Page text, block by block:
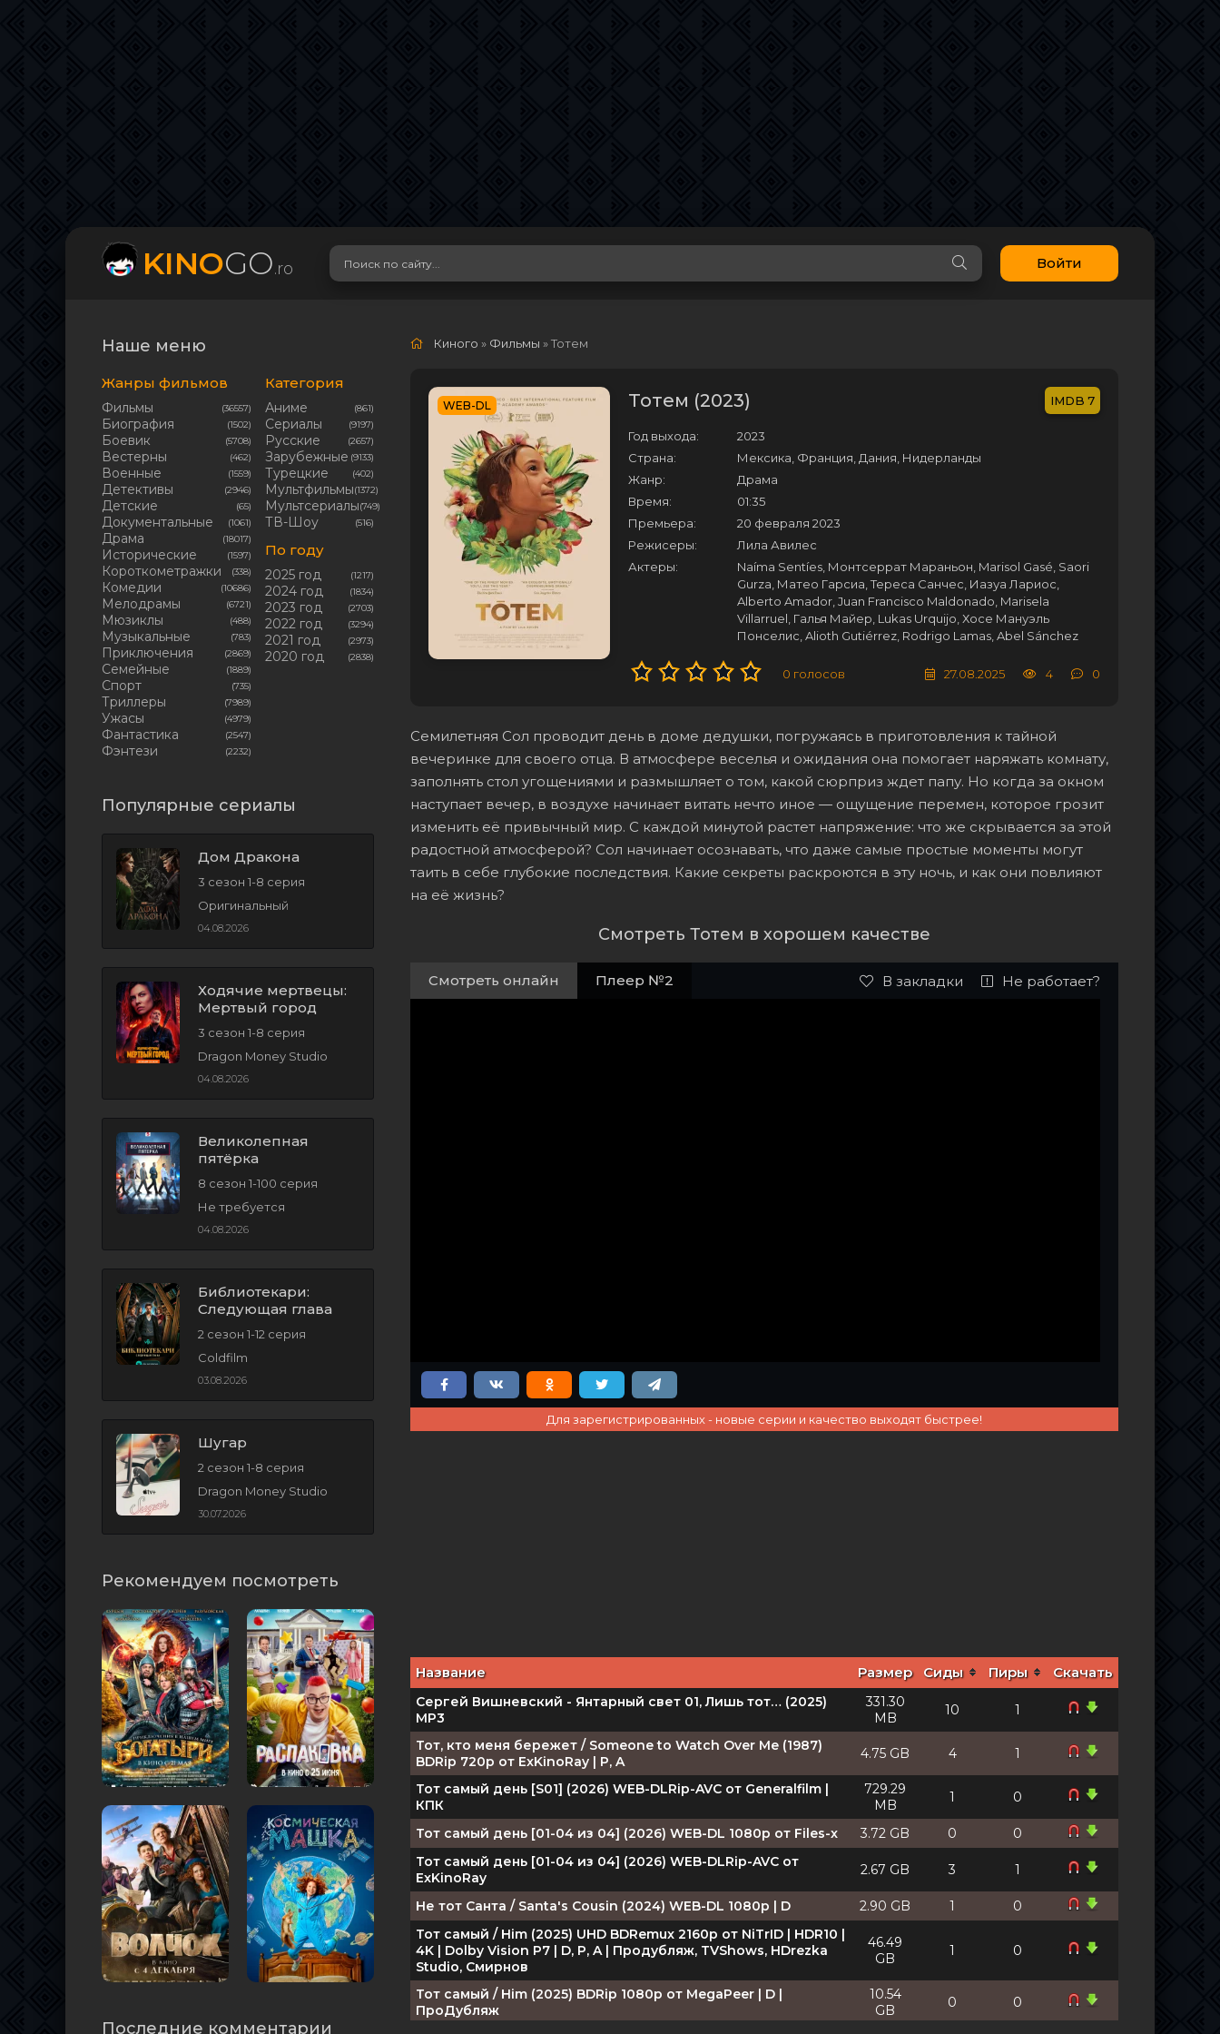
KINOGO.ro Войти
Наше меню
Жанры фильмов
Фильмы (36557)
Биография (1502)
Боевик (5708)
Вестерны (462)
Военные (1559)
Детективы (2946)
Детские (65)
Документальные (1061)
Драма (18017)
Исторические (1597)
Короткометражки (338)
Комедии (10686)
Мелодрамы (6721)
Мюзиклы (488)
Музыкальные (783)
Приключения (2869)
Семейные (1889)
Cпорт (735)
Триллеры (7989)
Ужасы (4979)
Фантастика (2547)
Фэнтези (2232)
Категория
Аниме (861)
Сериалы (9197)
Русские (2657)
Зарубежные (9133)
Турецкие (402)
Мультфильмы(1372)
Мультсериалы(749)
ТВ-Шоу (516)
По году
2025 год (1217)
2024 год (1834)
2023 год (2703)
2022 год (3294)
2021 год (2973)
2020 год (2838)
Популярные сериалы
Дом Дракона
3 сезон 1-8 серия
Оригинальный
04.08.2026
Ходячие мертвецы:
Мертвый город
3 сезон 1-8 серия
Dragon Money Studio
04.08.2026
Великолепная
пятёрка
8 сезон 1-100 серия
Не требуется
04.08.2026
Библиотекари:
Следующая глава
2 сезон 1-12 серия
Coldfilm
03.08.2026
Шугар
2 сезон 1-8 серия
Dragon Money Studio
30.07.2026
Рекомендуем посмотреть
Последние комментарии
Киного » Фильмы » Тотем
WEB-DL Тотем (2023) 7
Год выхода:
2023
Страна:
Мексика, Франция, Дания, Нидерланды
Жанр:
Драма
Время:
01:35
Премьера:
20 февраля 2023
Режисеры:
Лила Авилес
Актеры:
Naíma Sentíes, Монтсеррат Мараньон, Marisol Gasé, Saori
Gurza, Матео Гарсиа, Тереса Санчес, Иазуа Лариос,
Alberto Amador, Juan Francisco Maldonado, Marisela
Villarruel, Галья Майер, Lukas Urquijo, Хосе Мануэль
Понселис, Alioth Gutiérrez, Rodrigo Lamas, Abel Sánchez
0 голосов 27.08.2025 4 0
Семилетняя Сол проводит день в доме дедушки, погружаясь в приготовления к тайной
вечеринке для своего отца. В атмосфере веселья и ожидания она помогает наряжать комнату,
заполнять стол угощениями и размышляет о том, какой сюрприз ждет папу. Но когда за окном
наступает вечер, в воздухе начинает витать нечто иное — ощущение перемен, которое грозит
изменить её привычный мир. С каждой минутой растет напряжение: что же скрывается за этой
радостной атмосферой? Сол начинает осознавать, что даже самые простые моменты могут
таить в себе глубокие последствия. Какие секреты раскроются в эту ночь, и как они повлияют
на её жизнь?
Смотреть Тотем в хорошем качестве
Смотреть онлайн Плеер №2 В закладки Не работает?
Для зарегистрированных - новые серии и качество выходят быстрее!
Название Размер Сиды Пиры Скачать
Сергей Вишневский - Янтарный свет 01, Лишь тот… (2025)
MP3
331.30
MB
10 1
Тот, кто меня бережет / Someone to Watch Over Me (1987)
BDRip 720p от ExKinoRay | P, A
4.75 GB 4 1
Тот самый день [S01] (2026) WEB-DLRip-AVC от Generalfilm |
КПК
729.29
MB
1 0
Тот самый день [01-04 из 04] (2026) WEB-DL 1080p oт Files-x 3.72 GB 0
0
Тот самый день [01-04 из 04] (2026) WEB-DLRip-AVC от
ExKinoRay
2.67 GB 3 1
Не тот Санта / Santa's Cousin (2024) WEB-DL 1080p | D 2.90 GB 1
0
Тот самый / Him (2025) UHD BDRemux 2160p от NiTrID | HDR10 |
4K | Dolby Vision P7 | D, P, A | Продубляж, TVShows, HDrezka
Studio, Смирнов
46.49
GB
1 0
Тот самый / Him (2025) BDRip 1080p от MegaPeer | D |
ПроДубляж
10.54
GB
0 0